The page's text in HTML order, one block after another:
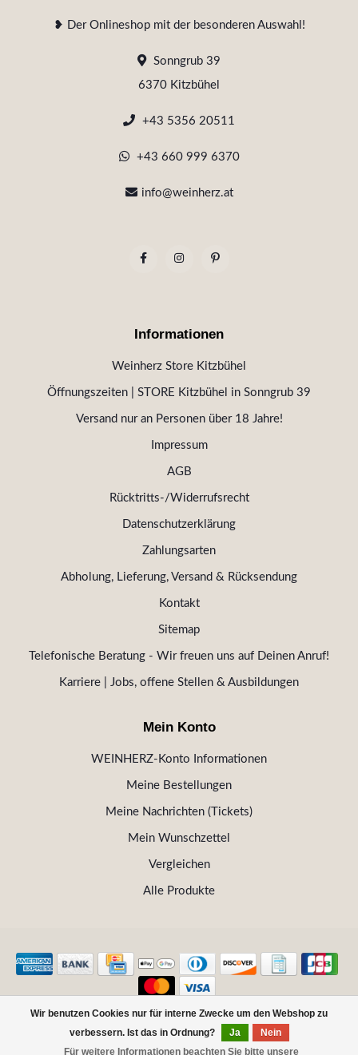
Wir benutzen Cookies nur für interne Zwecke um den Webshop zu
verbessern. Ist das in Ordnung?
Ja
Nein
Für weitere Informationen beachten Sie bitte unsere
❥ Der Onlineshop mit der besonderen Auswahl!
Sonngrub 39
6370 Kitzbühel
+43 5356 20511
+43 660 999 6370
info@weinherz.at
Informationen
Weinherz Store Kitzbühel
Öffnungszeiten | STORE Kitzbühel in Sonngrub 39
Versand nur an Personen über 18 Jahre!
Impressum
AGB
Rücktritts-/Widerrufsrecht
Datenschutzerklärung
Zahlungsarten
Abholung, Lieferung, Versand & Rücksendung
Kontakt
Sitemap
Telefonische Beratung - Wir freuen uns auf Deinen Anruf!
Karriere | Jobs, offene Stellen & Ausbildungen
Mein Konto
WEINHERZ-Konto Informationen
Meine Bestellungen
Meine Nachrichten (Tickets)
Mein Wunschzettel
Vergleichen
Alle Produkte
© Copyright 2026 WEINHERZ Kitzbühel - Die VINOTHEK in